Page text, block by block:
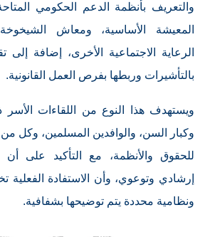
والتعريف بأنظمة الدعم الحكومي
المعيشة الأساسية، ومعاش
الرعاية الاجتماعية الأخرى، إضافة إلى
بالتأشيرات وربطها بفرص العمل القانونية.
ويستهدف هذا النوع من اللقاءات الأسر
وكبار السن، والوافدين المسلمين، وكل
للحقوق والأنظمة، مع التأكيد على أن
إرشادي وتوعوي، وأن الاستفادة
ونظامية محددة يتم توضيحها بشفافية.